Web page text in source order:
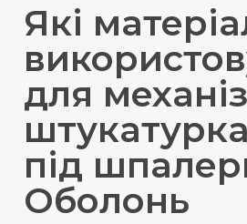
Які
для
штукатурка
під
Оболонь